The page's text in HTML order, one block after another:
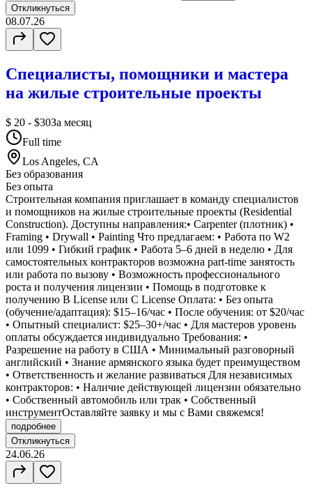
Откликнуться
08.07.26
Специалисты, помощники и мастера
на жилые строительные проекты
$ 20 - $30За месяц
Full time
Los Angeles, CA
Без образования
Без опыта
Строительная компания приглашает в команду специалистов
и помощников на жилые строительные проекты (Residential
Construction). Доступны направления:• Carpenter (плотник) •
Framing • Drywall • Painting Что предлагаем: • Работа по W2
или 1099 • Гибкий график • Работа 5–6 дней в неделю • Для
самостоятельных контракторов возможна part-time занятость
или работа по вызову • Возможность профессионального
роста и получения лицензии • Помощь в подготовке к
получению B License или C License Оплата: • Без опыта
(обучение/адаптация): $15–16/час • После обучения: от $20/час
• Опытный специалист: $25–30+/час • Для мастеров уровень
оплаты обсуждается индивидуально Требования: •
Разрешение на работу в США • Минимальный разговорный
английский • Знание армянского языка будет преимуществом
• Ответственность и желание развиваться Для независимых
контракторов: • Наличие действующей лицензии обязательно
• Собственный автомобиль или трак • Собственный
инструментОставляйте заявку и мы с Вами свяжемся!
подробнее
Откликнуться
24.06.26